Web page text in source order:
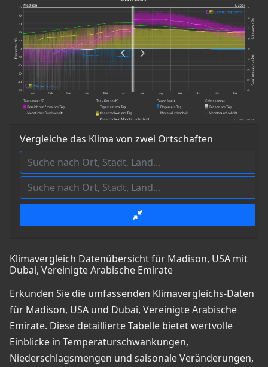
Vergleiche das Klima von zwei Ortschaften
Klimavergleich Datenübersicht für Madison, USA mit
Dubai, Vereinigte Arabische Emirate
Erkunden Sie die umfassenden Klimavergleichs-Daten
für Madison, USA und Dubai, Vereinigte Arabische
Emirate. Diese detaillierte Tabelle bietet wertvolle
Einblicke in Temperaturschwankungen,
Niederschlagsmengen und saisonale Veränderungen,